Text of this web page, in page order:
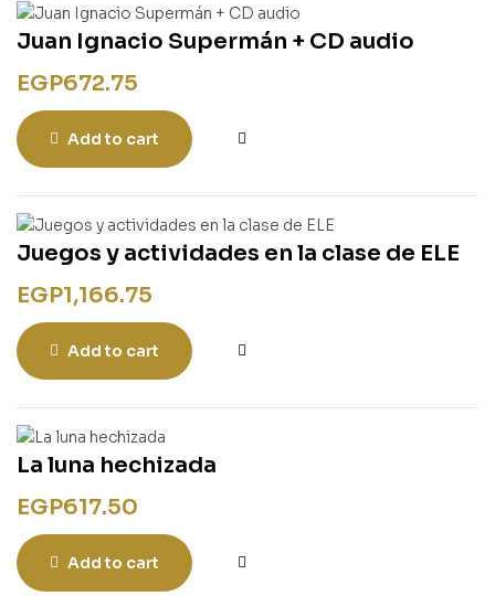
Juan Ignacio Supermán + CD audio
EGP672.75
Add to cart
Juegos y actividades en la clase de ELE
EGP1,166.75
Add to cart
La luna hechizada
EGP617.50
Add to cart